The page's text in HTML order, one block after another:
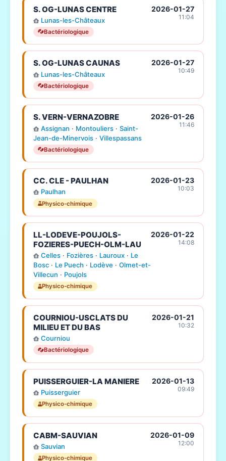
S. OG-LUNAS CENTRE
Lunas-les-Châteaux
Bactériologique
2026-01-27
11:04
S. OG-LUNAS CAUNAS
Lunas-les-Châteaux
Bactériologique
2026-01-27
10:49
S. VERN-VERNAZOBRE
Assignan · Montouliers· Saint-
Jean-de-Minervois· Villespassans
Bactériologique
2026-01-26
11:46
CC. CLE - PAULHAN
Paulhan
Physico-chimique
2026-01-23
10:03
LL-LODEVE-POUJOLS-
FOZIERES-PUECH-OLM-LAU
Celles· Fozières· Lauroux· Le
Bosc· Le Puech · Lodève · Olmet-et-
Villecun · Poujols
Physico-chimique
2026-01-22
14:08
COURNIOU-USCLATS DU
MILIEU ET DU BAS
Courniou
Bactériologique
2026-01-21
10:32
PUISSERGUIER-LA MANIERE
Puisserguier
Physico-chimique
2026-01-13
09:49
CABM-SAUVIAN
Sauvian
Physico-chimique
2026-01-09
12:00